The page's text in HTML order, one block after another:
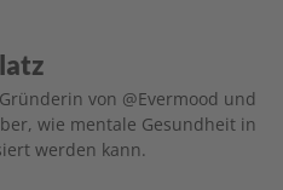
von @Evermood und
wie mentale Gesundheit in
werden kann.